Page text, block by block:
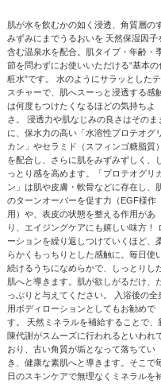
肌が水を飲むかの如く浸透、角質層の
みずみにまでうるおいを 天然保湿因子
含む温泉水を配合。肌タイプ・年齢・
節を問わずにお使いいただける“基本の
粧水”です。 水のようにサラッとしたテ
スチャーで、肌へスーっと浸透する感
は何度もつけたくなるほどの気持ちよ
さ。 浸透力や肌なじみの良さはそのま
に、保水力の高い「水溶性プロテオグリ
カン」やセラミド（スフィンゴ糖脂質）
を配合し、さらに肌をみずみずしく、
っとり感を高めます。「プロテオグリ
ン」は肌や皮膚・軟骨などに存在し、
のターンオーバーを促す力（EGF様作
用）や、表皮の状態を整える作用があ
り、エイジングケアにも嬉しい味方！
ーションを繰り返しつけていくほど、
らかくもっちりとした感触に。毎日使
続けるうちになめらかで、しっとりし
肌へと導きます。肌が欲しがるだけ、
っぷりと与えてください。 入浴後の全
用ボディローションとしてもお勧めで
す。 天然ミネラルを補給することで、
陳代謝がスムーズに行われるといわれ
おり、古い角質が垢となって落ちてい
き、健康な素肌へと導きます。そこで
日のスキンケアで無理なくミネラルを